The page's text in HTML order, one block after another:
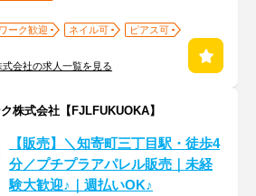
ーク歓迎 ネイル可
ピアス可
会社の求人一覧を見る
株式会社【FJLFUKUOKA】
【販売】＼知寄町三丁目駅・徒歩4
分／プチプラアパレル販売｜未経
験大歓迎♪｜週払いOK♪